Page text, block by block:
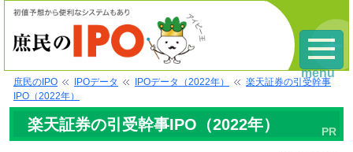
庶民のIPO IPOデータ IPOデータ（2022年）
楽天証券の引受幹事
IPO（2022年）
楽天証券の引受幹事IPO（2022年）
menu